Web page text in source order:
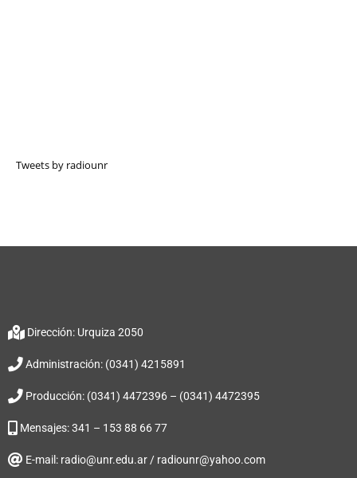
Tweets by radiounr
Dirección: Urquiza 2050
Administración: (0341) 4215891
Producción: (0341) 4472396 – (0341) 4472395
Mensajes: 341 – 153 88 66 77
E-mail: radio@unr.edu.ar / radiounr@yahoo.com